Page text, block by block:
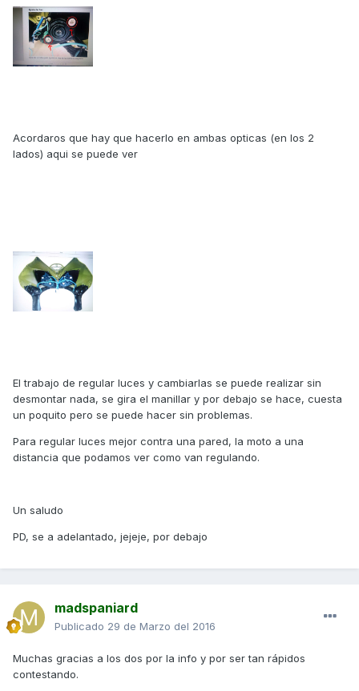
Acordaros que hay que hacerlo en ambas opticas (en los 2
lados) aqui se puede ver
El trabajo de regular luces y cambiarlas se puede realizar sin
desmontar nada, se gira el manillar y por debajo se hace, cuesta
un poquito pero se puede hacer sin problemas.
Para regular luces mejor contra una pared, la moto a una
distancia que podamos ver como van regulando.
Un saludo
PD, se a adelantado, jejeje, por debajo
madspaniard
Publicado 29 de Marzo del 2016
Muchas gracias a los dos por la info y por ser tan rápidos
contestando.